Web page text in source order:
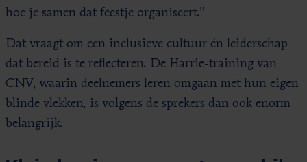
hoe je samen dat feestje organiseert.”
Dat vraagt om een inclusieve cultuur én leiderschap
dat bereid is te reflecteren. De Harrie-training van
CNV, waarin deelnemers leren omgaan met hun eigen
blinde vlekken, is volgens de sprekers dan ook enorm
belangrijk.